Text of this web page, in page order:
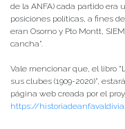
de la ANFA) cada partido era
posiciones políticas, a fines
eran Osorno y Pto Montt,
cancha”.
Vale mencionar que, el libro
sus clubes (1909-2020)”,
página web creada por el
https://